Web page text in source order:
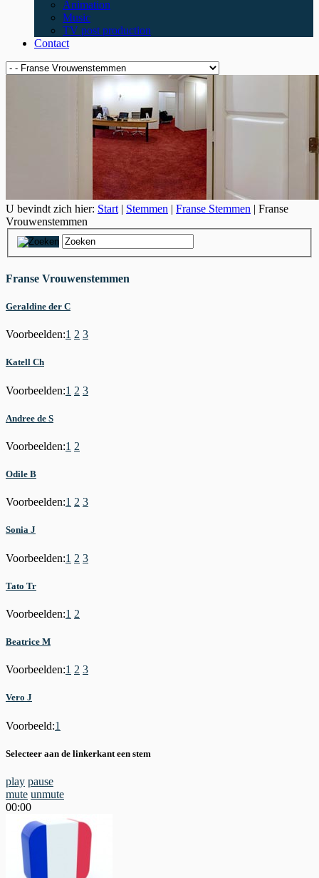
Animation
Music
TV post production
Contact
U bevindt zich hier: Start | Stemmen | Franse Stemmen | Franse
Vrouwenstemmen
Franse Vrouwenstemmen
Geraldine der C
Voorbeelden:1 2 3
Katell Ch
Voorbeelden:1 2 3
Andree de S
Voorbeelden:1 2
Odile B
Voorbeelden:1 2 3
Sonia J
Voorbeelden:1 2 3
Tato Tr
Voorbeelden:1 2
Beatrice M
Voorbeelden:1 2 3
Vero J
Voorbeeld:1
Selecteer aan de linkerkant een stem
play pause
mute unmute
00:00